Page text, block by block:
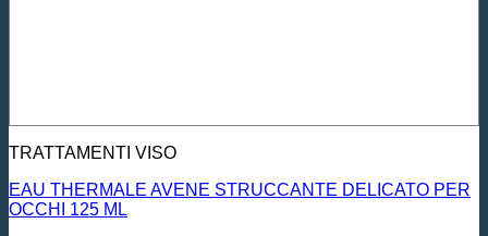
TRATTAMENTI VISO
EAU THERMALE AVENE STRUCCANTE DELICATO PER
OCCHI 125 ML